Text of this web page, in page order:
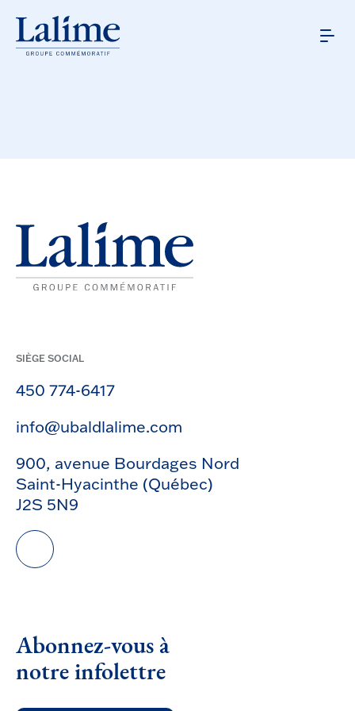
SIÈGE SOCIAL
450 774-6417
info@ubaldlalime.com
900, avenue Bourdages Nord
Saint-Hyacinthe (Québec)
J2S 5N9
Abonnez-vous à
notre infolettre